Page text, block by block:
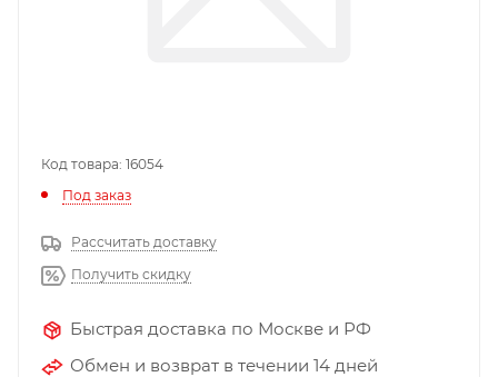
Код товара: 16054
Под заказ
Рассчитать доставку
Получить скидку
Быстрая доставка по Москве и РФ
Обмен и возврат в течении 14 дней